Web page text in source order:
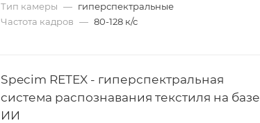
Тип камеры — гиперспектральные
Частота кадров — 80-128 к/с
Specim RETEX - гиперспектральная
система распознавания текстиля на базе
ИИ